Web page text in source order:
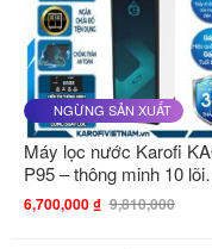
Cấu tạo tủ vững chắc
ABS siêu bền và
cường độ bền cho
trong quá trình sử dụng
Máy lọc nước
Kích thước
Máy lọc nước Karofi
P95 – thông minh 10 lõi
Hydrogen
NGỪNG SẢN XUẤT
6,700,000₫ 9,810,000